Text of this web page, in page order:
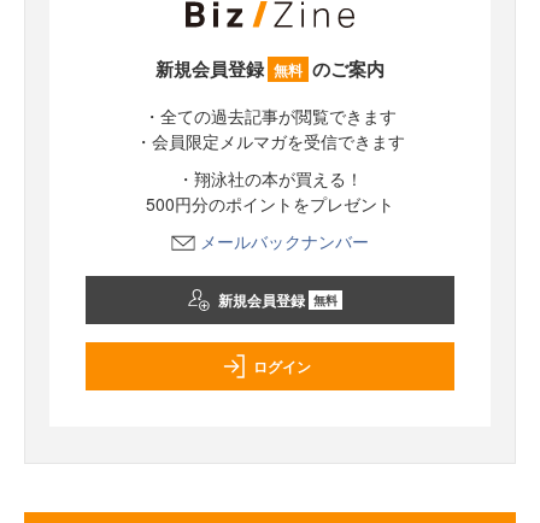
新規会員登録 無料 のご案内
・全ての過去記事が閲覧できます
・会員限定メルマガを受信できます
・翔泳社の本が買える！
500円分のポイントをプレゼント
メールバックナンバー
新規会員登録 無料
ログイン